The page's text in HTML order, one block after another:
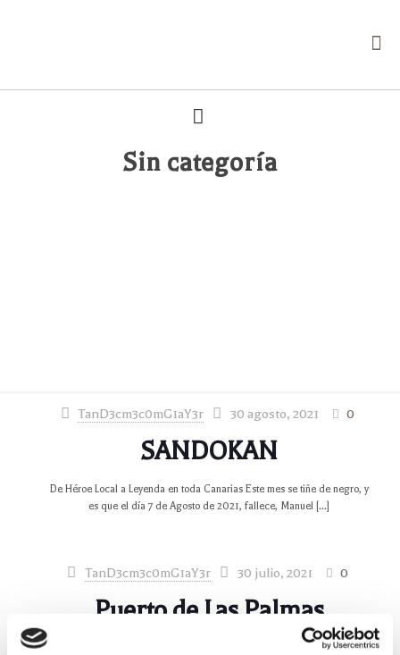
Sin categoría
TanD3cm3c0mG1aY3r 30 agosto, 2021 0
SANDOKAN
De Héroe Local a Leyenda en toda Canarias Este mes se tiñe de negro, y
es que el día 7 de Agosto de 2021, fallece, Manuel […]
TanD3cm3c0mG1aY3r 30 julio, 2021 0
Puerto de Las Palmas
Las Palmas x Nelson Mandela Bienvenidos al puerto de Las Palmas,